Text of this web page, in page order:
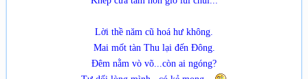
Lời thề năm cũ hoá hư không.
Mai mốt tàn Thu lại đến Đông.
Đêm nằm vò võ...còn ai ngóng?